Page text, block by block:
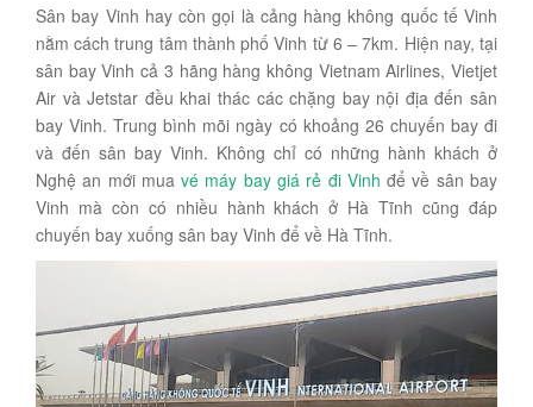
Sân bay Vinh hay còn gọi là cảng hàng không quốc tế Vinh
nằm cách trung tâm thành phố Vinh từ 6 – 7km. Hiện nay, tại
sân bay Vinh cả 3 hãng hàng không Vietnam Airlines, Vietjet
Air và Jetstar đều khai thác các chặng bay nội địa đến sân
bay Vinh. Trung bình mõi ngày có khoảng 26 chuyến bay đi
và đến sân bay Vinh. Không chỉ có những hành khách ở
Nghệ an mới muavé máy bay giá rẻ đi Vinh để về sân bay
Vinh mà còn có nhiều hành khách ở Hà Tĩnh cũng đáp
chuyến bay xuống sân bay Vinh để về Hà Tĩnh.